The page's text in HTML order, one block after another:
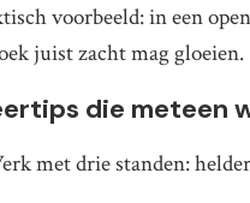
voorbeeld: in een
juist zacht mag gloeien.
die meteen
met drie standen: